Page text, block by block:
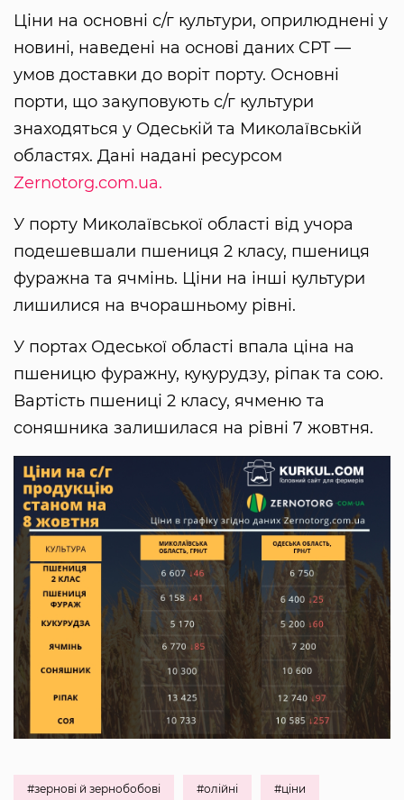
Ціни на основні с/г культури, оприлюднені у
новині, наведені на основі даних CPT —
умов доставки до воріт порту. Основні
порти, що закуповують с/г культури
знаходяться у Одеській та Миколаївській
областях. Дані надані ресурсом
Zernotorg.com.ua.
У порту Миколаївської області від учора
подешевшали пшениця 2 класу, пшениця
фуражна та ячмінь. Ціни на інші культури
лишилися на вчорашньому рівні.
У портах Одеської області впала ціна на
пшеницю фуражну, кукурудзу, ріпак та сою.
Вартість пшениці 2 класу, ячменю та
соняшника залишилася на рівні 7 жовтня.
#зернові й зернобобові #олійні #ціни